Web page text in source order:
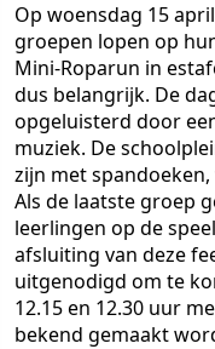
Op woensdag 15
groepen lopen op
Mini-Roparun in
dus belangrijk. De
opgeluisterd door
muziek. De
zijn met
Als de laatste groep
leerlingen op de
afsluiting van deze
uitgenodigd om te
12.15 en 12.30 uur
bekend gemaakt